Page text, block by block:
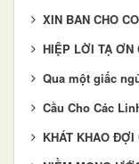
XIN BAN CHO
HIỆP LỜI TẠ ƠN
Qua một giấc
Cầu Cho Các
KHÁT KHAO ĐỢI